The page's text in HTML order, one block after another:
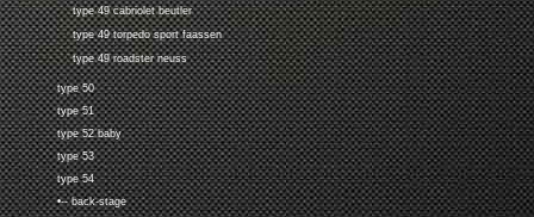
type 49 cabriolet beutler
type 49 torpedo sport faassen
type 49 roadster neuss
type 50
type 51
type 52 baby
type 53
type 54
•-- back-stage